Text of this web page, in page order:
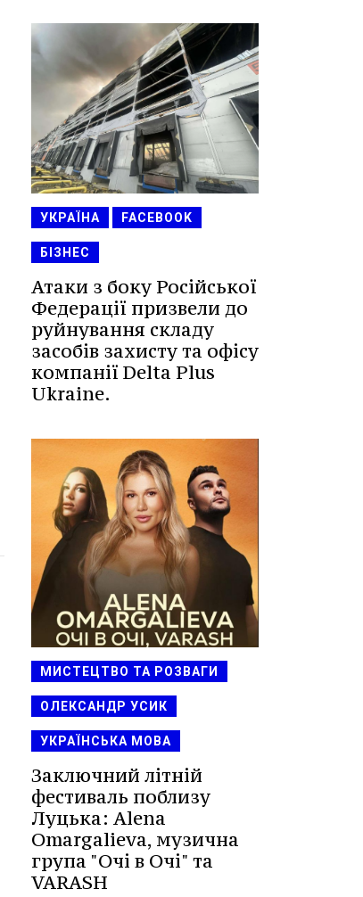
УКРАЇНА FACEBOOK
БІЗНЕС
Атаки з боку Російської
Федерації призвели до
руйнування складу
засобів захисту та офісу
компанії Delta Plus
Ukraine.
МИСТЕЦТВО ТА РОЗВАГИ
ОЛЕКСАНДР УСИК
УКРАЇНСЬКА МОВА
Заключний літній
фестиваль поблизу
Луцька: Alena
Omargalieva, музична
група "Очі в Очі" та
VARASH